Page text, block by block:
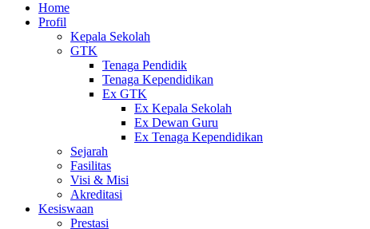
Home
Profil
Kepala Sekolah
GTK
Tenaga Pendidik
Tenaga Kependidikan
Ex GTK
Ex Kepala Sekolah
Ex Dewan Guru
Ex Tenaga Kependidikan
Sejarah
Fasilitas
Visi & Misi
Akreditasi
Kesiswaan
Prestasi